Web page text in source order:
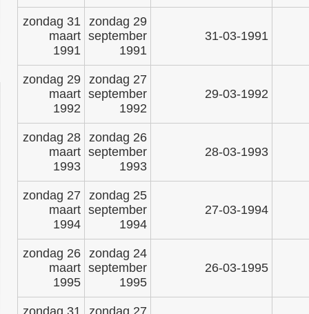
zondag 31
maart
1991
zondag 29
september
1991
31-03-1991
zondag 29
maart
1992
zondag 27
september
1992
29-03-1992
zondag 28
maart
1993
zondag 26
september
1993
28-03-1993
zondag 27
maart
1994
zondag 25
september
1994
27-03-1994
zondag 26
maart
1995
zondag 24
september
1995
26-03-1995
zondag 31 zondag 27